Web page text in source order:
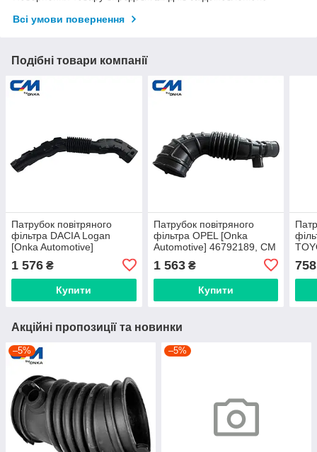
Всі умови повернення
Подібні товари компанії
Патрубок повітряного
фільтра DACIA Logan
[Onka Automotive]
1 576 ₴
Купити
Патрубок повітряного
фільтра OPEL [Onka
Automotive] 46792189, CM
1 563₴
Купити
758
Акційні пропозиції та новинки
–5% –5%